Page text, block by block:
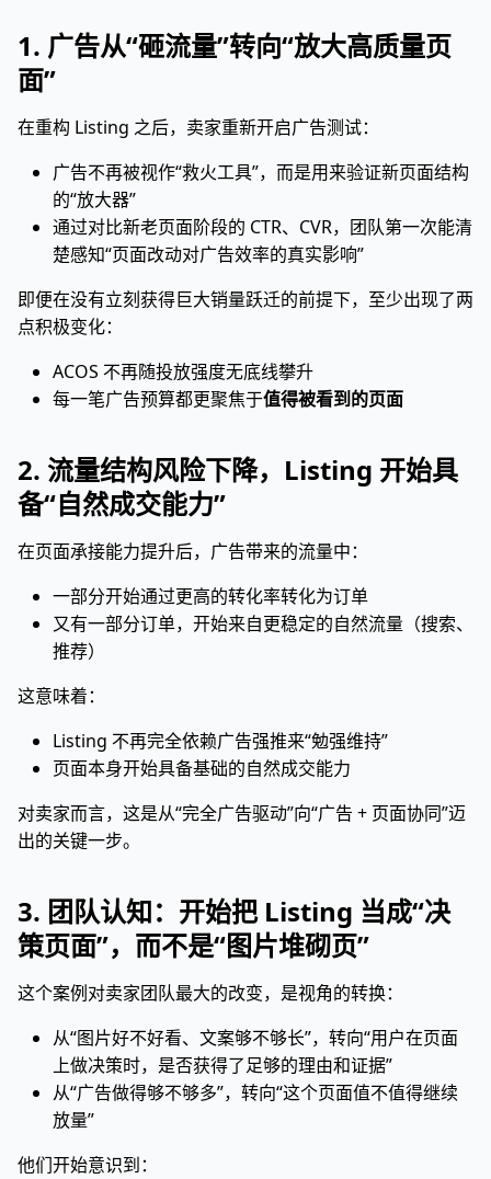
1. 广告从“砸流量”转向“放大高质量页
面”
在重构 Listing 之后，卖家重新开启广告测试：
广告不再被视作“救火工具”，而是用来验证新页面结构
的“放大器”
通过对比新老页面阶段的 CTR、CVR，团队第一次能清
楚感知“页面改动对广告效率的真实影响”
即便在没有立刻获得巨大销量跃迁的前提下，至少出现了两
点积极变化：
ACOS 不再随投放强度无底线攀升
每一笔广告预算都更聚焦于值得被看到的页面
2. 流量结构风险下降，Listing 开始具
备“自然成交能力”
在页面承接能力提升后，广告带来的流量中：
一部分开始通过更高的转化率转化为订单
又有一部分订单，开始来自更稳定的自然流量（搜索、
推荐）
这意味着：
Listing 不再完全依赖广告强推来“勉强维持”
页面本身开始具备基础的自然成交能力
对卖家而言，这是从“完全广告驱动”向“广告 + 页面协同”迈
出的关键一步。
3. 团队认知：开始把 Listing 当成“决
策页面”，而不是“图片堆砌页”
这个案例对卖家团队最大的改变，是视角的转换：
从“图片好不好看、文案够不够长”，转向“用户在页面
上做决策时，是否获得了足够的理由和证据”
从“广告做得够不够多”，转向“这个页面值不值得继续
放量”
他们开始意识到：